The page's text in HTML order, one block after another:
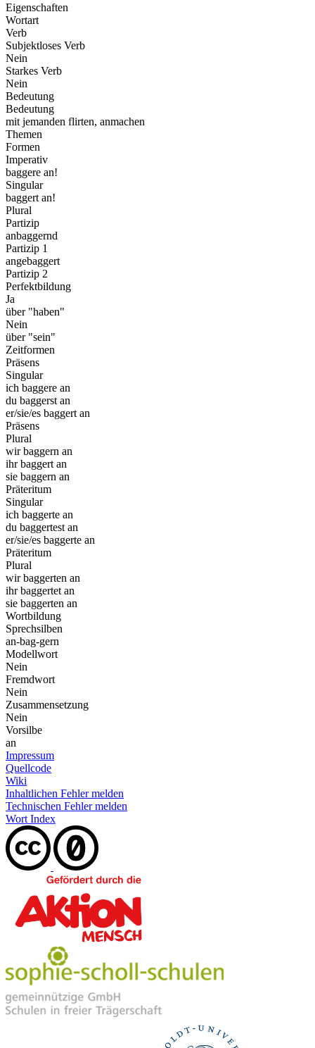
Eigenschaften
Wortart
Verb
Subjektloses Verb
Nein
Starkes Verb
Nein
Bedeutung
Bedeutung
mit jemanden flirten, anmachen
Themen
Formen
Imperativ
baggere an!
Singular
baggert an!
Plural
Partizip
anbaggernd
Partizip 1
angebaggert
Partizip 2
Perfektbildung
Ja
über "haben"
Nein
über "sein"
Zeitformen
Präsens
Singular
ich baggere an
du baggerst an
er/sie/es baggert an
Präsens
Plural
wir baggern an
ihr baggert an
sie baggern an
Präteritum
Singular
ich baggerte an
du baggertest an
er/sie/es baggerte an
Präteritum
Plural
wir baggerten an
ihr baggertet an
sie baggerten an
Wortbildung
Sprechsilben
an-bag-gern
Modellwort
Nein
Fremdwort
Nein
Zusammensetzung
Nein
Vorsilbe
an
Impressum
Quellcode
Wiki
Inhaltlichen Fehler melden
Technischen Fehler melden
Wort Index